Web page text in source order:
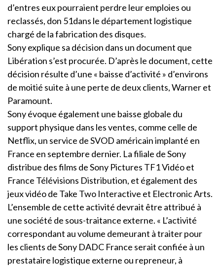
d’entres eux pourraient perdre leur emploies ou
reclassés, don 51dans le département logistique
chargé de la fabrication des disques.
Sony explique sa décision dans un document que
Libération s’est procurée. D’après le document, cette
décision résulte d’une « baisse d’activité » d’environs
de moitié suite à une perte de deux clients, Warner et
Paramount.
Sony évoque également une baisse globale du
support physique dans les ventes, comme celle de
Netflix, un service de SVOD américain implanté en
France en septembre dernier. La filiale de Sony
distribue des films de Sony Pictures TF1 Vidéo et
France Télévisions Distribution, et également des
jeux vidéo de Take Two Interactive et Electronic Arts.
L’ensemble de cette activité devrait être attribué à
une société de sous-traitance externe. « L’activité
correspondant au volume demeurant à traiter pour
les clients de Sony DADC France serait confiée à un
prestataire logistique externe ou repreneur, à